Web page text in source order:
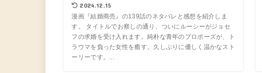
2024.12.15
漫画『結婚商売』の139話のネタバレと感想を紹介しま
す。 タイトルでお察しの通り、ついにルーシーがジョセ
フの求婚を受け入れます。純朴な青年のプロポーズが、ト
ラウマを負った女性を癒す。久しぶりに優しく温かなスト
ーリーです。...